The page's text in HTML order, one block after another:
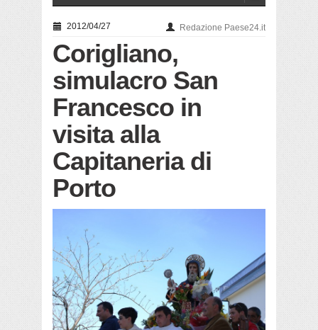
2012/04/27 Redazione Paese24.it
Corigliano,
simulacro San
Francesco in
visita alla
Capitaneria di
Porto